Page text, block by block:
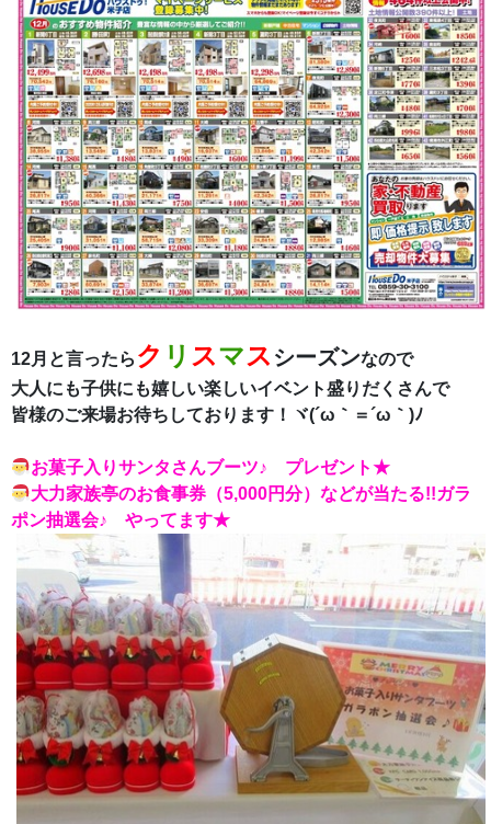
12月と言ったら ク リ スマス シーズンなので
大人にも子供にも嬉しい楽しいイベント盛りだくさんで
皆様のご来場お待ちしております！ヾ(´ω｀＝´ω｀)ﾉ
お菓子入りサンタさんブーツ♪ プレゼント★
大力家族亭のお食事券（5,000円分）などが当たる!!ガラ
ポン抽選会♪ やってます★